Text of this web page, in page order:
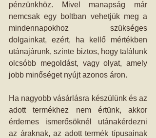
pénzünkhöz. Mivel manapság már
nemcsak egy boltban vehetjük meg a
mindennapokhoz szükséges
dolgainkat, ezért, ha kellő mértékben
utánajárunk, szinte biztos, hogy találunk
olcsóbb megoldást, vagy olyat, amely
jobb minőséget nyújt azonos áron.
Ha nagyobb vásárlásra készülünk és az
adott termékhez nem értünk, akkor
érdemes ismerősöknél utánakérdezni
az áraknak, az adott termék típusainak